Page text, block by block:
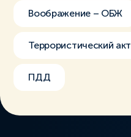
Воображение – ОБЖ
Террористический акт
ПДД